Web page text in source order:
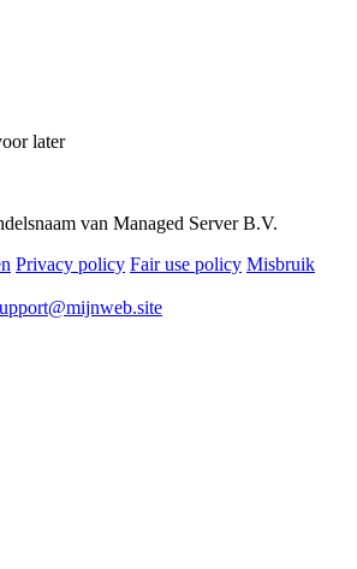
later
van Managed Server B.V.
Privacy policy Fair use policy Misbruik